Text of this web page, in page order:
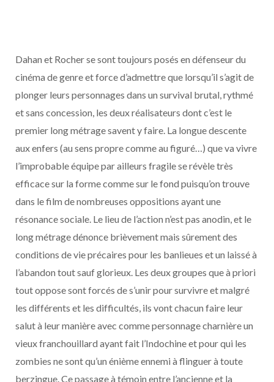
Dahan et Rocher se sont toujours posés en défenseur du
cinéma de genre et force d’admettre que lorsqu’il s’agit de
plonger leurs personnages dans un survival brutal, rythmé
et sans concession, les deux réalisateurs dont c’est le
premier long métrage savent y faire. La longue descente
aux enfers (au sens propre comme au figuré…) que va vivre
l’improbable équipe par ailleurs fragile se révèle très
efficace sur la forme comme sur le fond puisqu’on trouve
dans le film de nombreuses oppositions ayant une
résonance sociale. Le lieu de l’action n’est pas anodin, et le
long métrage dénonce brièvement mais sûrement des
conditions de vie précaires pour les banlieues et un laissé à
l’abandon tout sauf glorieux. Les deux groupes que à priori
tout oppose sont forcés de s’unir pour survivre et malgré
les différents et les difficultés, ils vont chacun faire leur
salut à leur manière avec comme personnage charnière un
vieux franchouillard ayant fait l’Indochine et pour qui les
zombies ne sont qu’un énième ennemi à flinguer à toute
berzingue. Ce passage à témoin entre l’ancienne et la